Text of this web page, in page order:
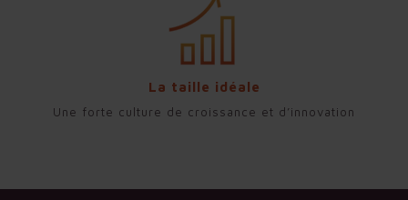
La taille idéale
Une forte culture de croissance et d’innovation